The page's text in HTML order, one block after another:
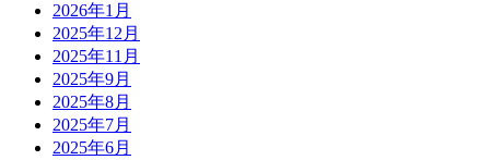
2026年1月
2025年12月
2025年11月
2025年9月
2025年8月
2025年7月
2025年6月